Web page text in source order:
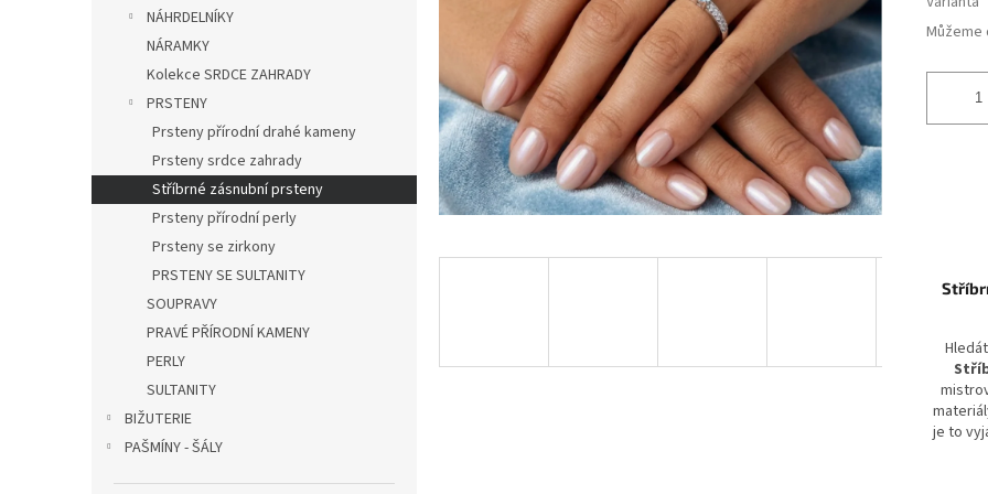
NÁHRDELNÍKY
NÁRAMKY
Kolekce SRDCE ZAHRADY
PRSTENY
Prsteny přírodní drahé kameny
Prsteny srdce zahrady
Stříbrné zásnubní prsteny
Prsteny přírodní perly
Prsteny se zirkony
PRSTENY SE SULTANITY
SOUPRAVY
PRAVÉ PŘÍRODNÍ KAMENY
PERLY
SULTANITY
BIŽUTERIE
PAŠMÍNY - ŠÁLY
je to